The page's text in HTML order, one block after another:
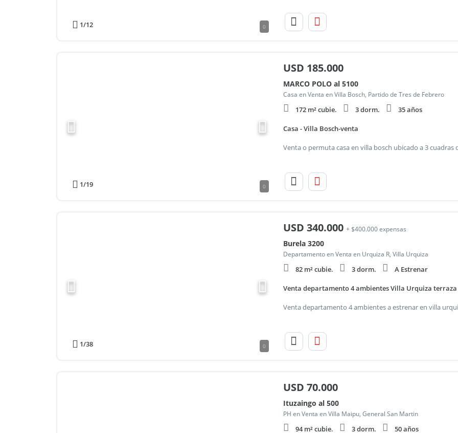
1/12 0
1/19 0
USD 185.000
MARCO POLO al 5100
Casa en Venta en Villa Bosch, Partido de Tres de Febrero
172 m² cubie. 3 dorm. 35 años
Casa - Villa Bosch-venta
1/38 0
USD 340.000 + $400.000 expensas
Burela 3200
Departamento en Venta en Urquiza R, Villa Urquiza
82 m² cubie. 3 dorm. A Estrenar
Venta departamento 4 ambientes Villa Urquiza
USD 70.000
Ituzaingo al 500
PH en Venta en Villa Maipu, General San Martin
94 m² cubie. 3 dorm. 50 años